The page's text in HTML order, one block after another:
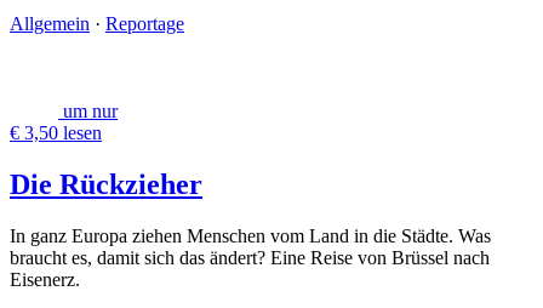
Allgemein · Reportage
um nur
€ 3,50 lesen
Die Rückzieher
In ganz Europa ziehen Menschen vom Land in die Städte. Was
braucht es, damit sich das ändert? Eine Reise von Brüssel nach
Eisenerz.